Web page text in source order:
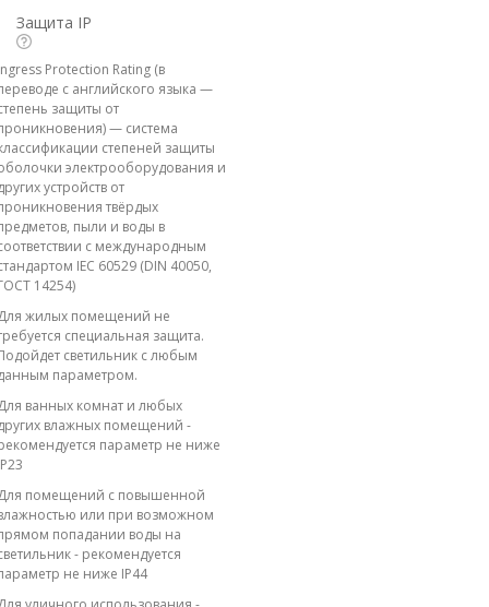
Защита IP
Protection Rating (в
с английского языка —
защиты от
— система
степеней защиты
электрооборудования и
устройств от
твёрдых
пыли и воды в
с международным
IEC 60529 (DIN 40050,
14254)
жилых помещений не
специальная защита.
светильник с любым
параметром.
ванных комнат и любых
влажных помещений -
параметр не ниже
помещений с повышенной
или при возможном
попадании воды на
- рекомендуется
не ниже IP44